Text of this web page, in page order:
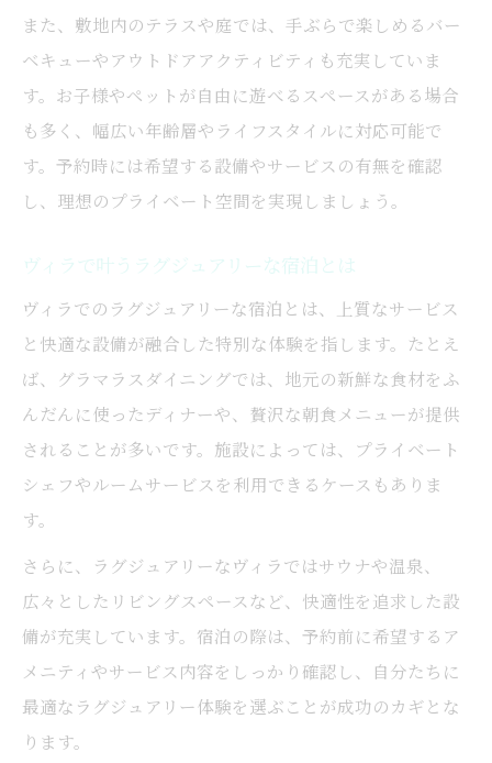
ヴィラで人気のアウトドアレジャー特集
また、敷地内のテラスや庭では、手ぶらで楽しめるバー
ベキューやアウトドアアクティビティも充実していま
す。お子様やペットが自由に遊べるスペースがある場合
も多く、幅広い年齢層やライフスタイルに対応可能で
す。予約時には希望する設備やサービスの有無を確認
し、理想のプライベート空間を実現しましょう。
ヴィラで叶うラグジュアリーな宿泊とは
ヴィラでのラグジュアリーな宿泊とは、上質なサービス
と快適な設備が融合した特別な体験を指します。たとえ
ば、グラマラスダイニングでは、地元の新鮮な食材をふ
んだんに使ったディナーや、贅沢な朝食メニューが提供
されることが多いです。施設によっては、プライベート
シェフやルームサービスを利用できるケースもありま
す。
さらに、ラグジュアリーなヴィラではサウナや温泉、
広々としたリビングスペースなど、快適性を追求した設
備が充実しています。宿泊の際は、予約前に希望するア
メニティやサービス内容をしっかり確認し、自分たちに
最適なラグジュアリー体験を選ぶことが成功のカギとな
ります。